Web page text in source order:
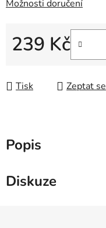
Možnosti doručení
239 Kč
Tisk Zeptat se
Popis
Diskuze